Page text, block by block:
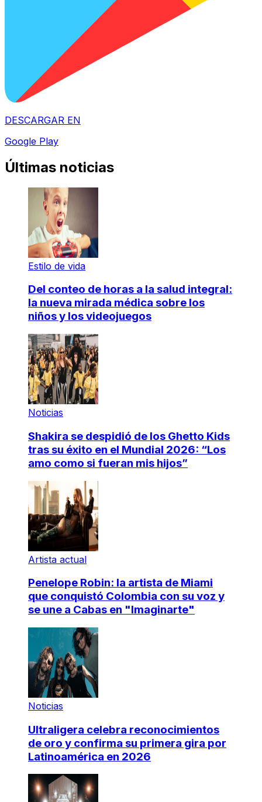
DESCARGAR EN
Google Play
Últimas noticias
Estilo de vida
Del conteo de horas a la salud integral:
la nueva mirada médica sobre los
niños y los videojuegos
Noticias
Shakira se despidió de los Ghetto Kids
tras su éxito en el Mundial 2026: “Los
amo como si fueran mis hijos”
Artista actual
Penelope Robin: la artista de Miami
que conquistó Colombia con su voz y
se une a Cabas en "Imaginarte"
Noticias
Ultraligera celebra reconocimientos
de oro y confirma su primera gira por
Latinoamérica en 2026